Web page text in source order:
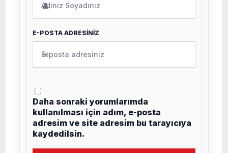
👤
E-POSTA ADRESİNİZ
✉
Daha sonraki yorumlarımda
kullanılması için adım, e-posta
adresim ve site adresim bu tarayıcıya
kaydedilsin.